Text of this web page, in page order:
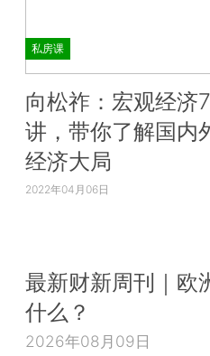
私房课
向松祚：宏观经济
讲，带你了解国内
经济大局
2022年04月06日
最新财新周刊｜欧
什么？
2026年08月09日